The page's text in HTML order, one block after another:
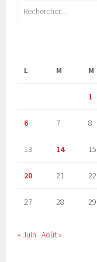
Rechercher :
L
M M
1
6 7 8
13 14 15
20 21 22
27 28 29
« Juin Août »